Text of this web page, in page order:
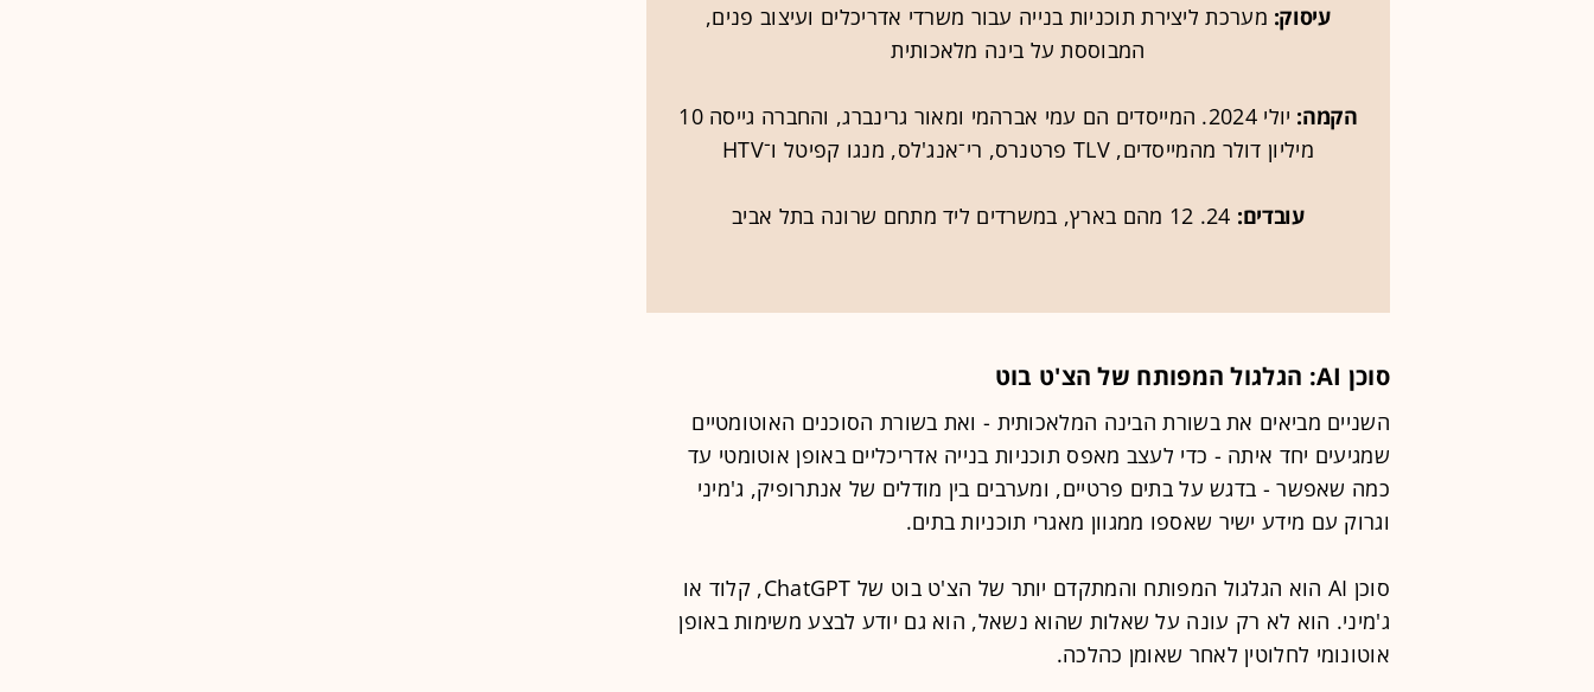
עיסוק: מערכת ליצירת תוכניות בנייה עבור משרדי אדריכלים ועיצוב פנים,
המבוססת על בינה מלאכותית
הקמה:
יולי 2024. המייסדים הם עמי אברהמי ומאור גרינברג, והחברה גייסה 10
מיליון דולר מהמייסדים, TLV פרטנרס, רי־אנג'לס, מנגו קפיטל ו־HTV
עובדים:
סוכן AI: הגלגול המפותח של הצ'ט בוט
השניים מביאים את בשורת הבינה המלאכותית - ואת בשורת הסוכנים האוטומטיים
שמגיעים יחד איתה - כדי לעצב מאפס תוכניות בנייה אדריכליים באופן אוטומטי עד
כמה שאפשר - בדגש על בתים פרטיים, ומערבים בין מודלים של אנתרופיק, ג'מיני
וגרוק עם מידע ישיר שאספו ממגוון מאגרי תוכניות בתים.
סוכן AI הוא הגלגול המפותח והמתקדם יותר של הצ'ט בוט של ChatGPT, קלוד או
ג'מיני. הוא לא רק עונה על שאלות שהוא נשאל, הוא גם יודע לבצע משימות באופן
אוטונומי לחלוטין לאחר שאומן כהלכה.